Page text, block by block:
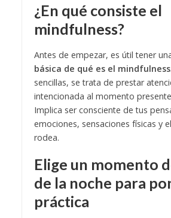
¿En qué consiste el
mindfulness?
Antes de empezar, es útil tener
básica de qué es el mindfulness
sencillas, se trata de prestar
intencionada al momento
Implica ser consciente de tus
emociones, sensaciones físicas y
rodea.
Elige un momento
de la noche para
práctica